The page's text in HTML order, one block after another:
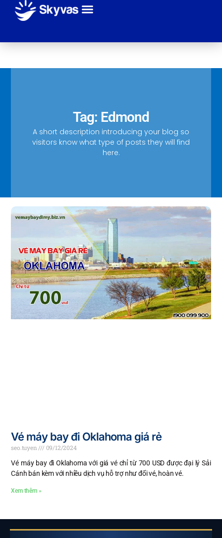
Tag: Edmond
A short description introducing your blog so
visitors know what type of posts they will find
here.
Vé máy bay đi Oklahoma giá rẻ
seo.tuyen
09/12/2024
Vé máy bay đi Oklahoma với giá vé chỉ từ 700 USD được đại lý Sải
Cánh bán kèm với nhiều dịch vụ hỗ trợ như đổi vé, hoàn vé.
Xem thêm »